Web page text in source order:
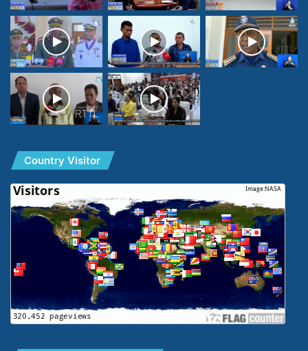
Country Visitor